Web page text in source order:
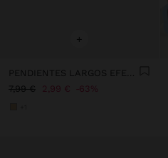
+
7,99 €
2,99 € 63%